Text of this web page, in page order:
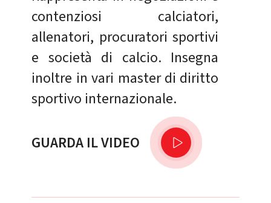
contenziosi calciatori,
allenatori, procuratori sportivi
e società di calcio. Insegna
inoltre in vari master di diritto
sportivo internazionale.
GUARDA IL VIDEO